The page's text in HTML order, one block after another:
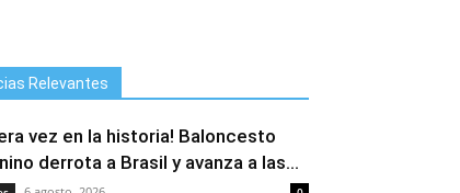
Relevantes
vez en la historia! Baloncesto
derrota a Brasil y avanza a las...